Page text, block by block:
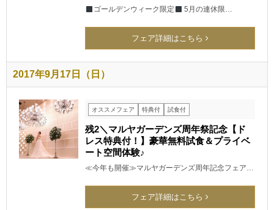
ゴールデンウィーク限定 5月の連休限…
フェア詳細はこちら
2017年9月17日（日）
オススメフェア 特典付 試食付
残2＼マルヤガーデンズ周年祭記念【ド
レス特典付！】豪華無料試食＆プライベ
ート空間体験♪
≪今年も開催≫マルヤガーデンズ周年記念フェア…
フェア詳細はこちら